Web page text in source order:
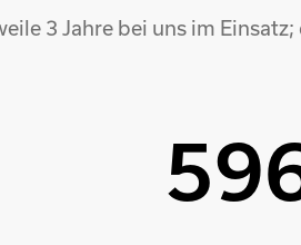
3 Jahre bei uns im